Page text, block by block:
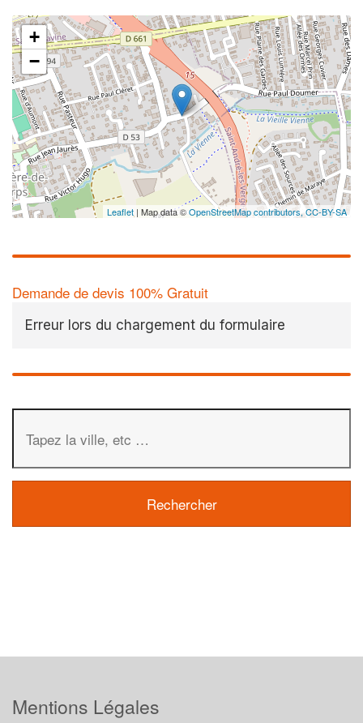
+
−
Leaflet | Map data ©OpenStreetMap contributors,CC-BY-SA
Demande de devis 100% Gratuit
Erreur lors du chargement du formulaire
Mentions Légales